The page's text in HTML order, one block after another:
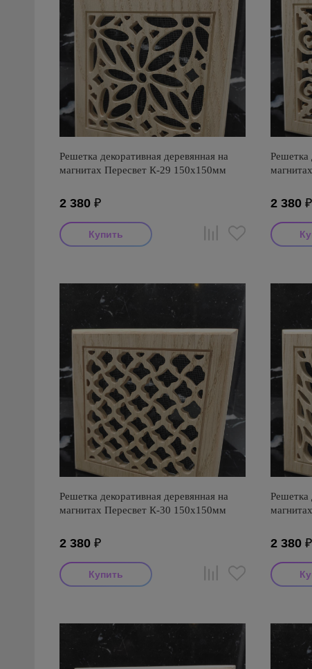
Решетка декоративная деревянная на
магнитах Пересвет К-29 150х150мм
2 380 ₽
Решетка
2 380₽
Решетка декоративная деревянная на
магнитах Пересвет К-30 150х150мм
2 380 ₽
Решетка
2 380₽